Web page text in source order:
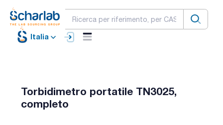
Italia
Torbidimetro portatile TN3025,
completo